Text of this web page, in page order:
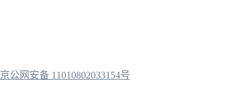
京公网安备 11010802033154号